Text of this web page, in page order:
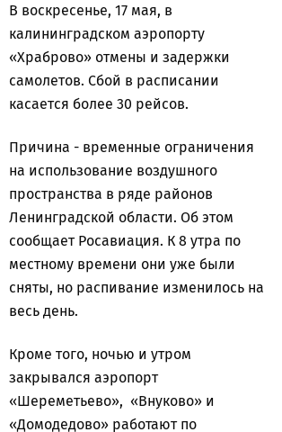
В воскресенье, 17 мая, в
калининградском аэропорту
«Храброво» отмены и задержки
самолетов. Сбой в расписании
касается более 30 рейсов.
Причина - временные ограничения
на использование воздушного
пространства в ряде районов
Ленинградской области. Об этом
сообщает Росавиация. К 8 утра по
местному времени они уже были
сняты, но распивание изменилось на
весь день.
Кроме того, ночью и утром
закрывался аэропорт
«Шереметьево», «Внуково» и
«Домодедово» работают по